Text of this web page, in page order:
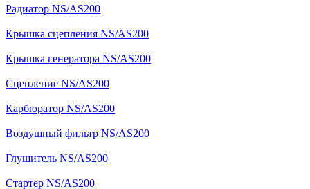
Радиатор NS/AS200
Крышка сцепления NS/AS200
Крышка генератора NS/AS200
Сцепление NS/AS200
Карбюратор NS/AS200
Воздушный фильтр NS/AS200
Глушитель NS/AS200
Стартер NS/AS200